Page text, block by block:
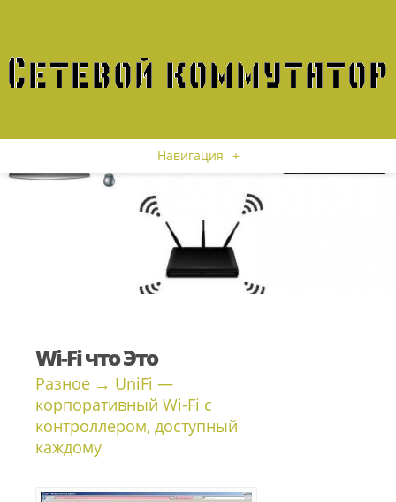
Навигация +
Wi-Fi что Это
Разное → UniFi —
корпоративный Wi-Fi с
контроллером, доступный
каждому